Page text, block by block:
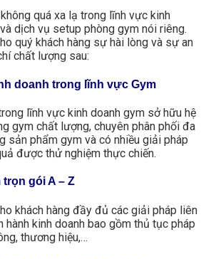
quá xa lạ trong lĩnh vực kinh
dịch vụ setup phòng gym nói riêng.
quý khách hàng sự hài lòng và sự an
chất lượng sau:
doanh trong lĩnh vực Gym
lĩnh vực kinh doanh gym sở hữu hệ
gym chất lượng, chuyên phân phối đa
sản phẩm gym và có nhiều giải pháp
được thử nghiệm thực chiến.
gói A – Z
khách hàng đầy đủ các giải pháp liên
hành kinh doanh bao gồm thủ tục pháp
thương hiệu,…